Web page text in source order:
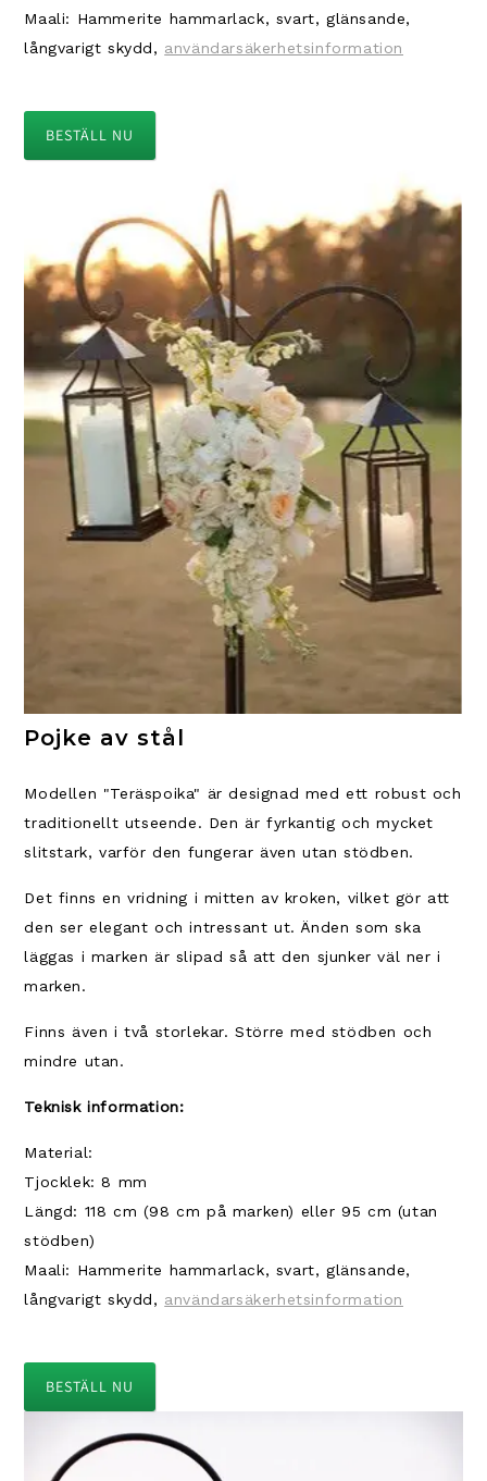
Maali: Hammerite hammarlack, svart, glänsande,
långvarigt skydd, användarsäkerhetsinformation
BESTÄLL NU
Pojke av stål
Modellen "Teräspoika" är designad med ett robust och
traditionellt utseende. Den är fyrkantig och mycket
slitstark, varför den fungerar även utan stödben.
Det finns en vridning i mitten av kroken, vilket gör att
den ser elegant och intressant ut. Änden som ska
läggas i marken är slipad så att den sjunker väl ner i
marken.
Finns även i två storlekar. Större med stödben och
mindre utan.
Teknisk information:
Material:
Tjocklek: 8 mm
Längd: 118 cm (98 cm på marken) eller 95 cm (utan
stödben)
Maali: Hammerite hammarlack, svart, glänsande,
långvarigt skydd, användarsäkerhetsinformation
BESTÄLL NU